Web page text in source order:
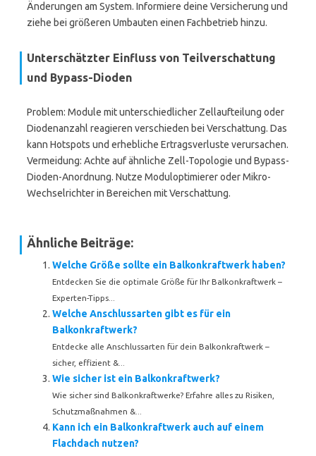
Änderungen am System. Informiere deine Versicherung und
ziehe bei größeren Umbauten einen Fachbetrieb hinzu.
Unterschätzter Einfluss von Teilverschattung
und Bypass-Dioden
Problem: Module mit unterschiedlicher Zellaufteilung oder
Diodenanzahl reagieren verschieden bei Verschattung. Das
kann Hotspots und erhebliche Ertragsverluste verursachen.
Vermeidung: Achte auf ähnliche Zell-Topologie und Bypass-
Dioden-Anordnung. Nutze Moduloptimierer oder Mikro-
Wechselrichter in Bereichen mit Verschattung.
Ähnliche Beiträge:
Welche Größe sollte ein Balkonkraftwerk haben?
Entdecken Sie die optimale Größe für Ihr Balkonkraftwerk –
Experten-Tipps...
Welche Anschlussarten gibt es für ein
Balkonkraftwerk?
Entdecke alle Anschlussarten für dein Balkonkraftwerk –
sicher, effizient &...
Wie sicher ist ein Balkonkraftwerk?
Wie sicher sind Balkonkraftwerke? Erfahre alles zu Risiken,
Schutzmaßnahmen &...
Kann ich ein Balkonkraftwerk auch auf einem
Flachdach nutzen?